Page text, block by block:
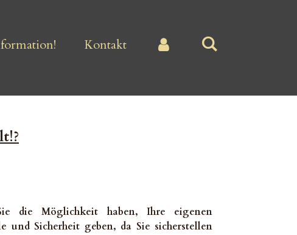
Kontakt
die Möglichkeit haben, Ihre eigenen
Sicherheit geben, da Sie sicherstellen